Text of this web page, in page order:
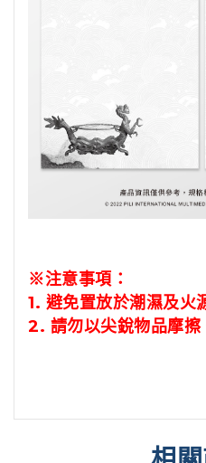
※注意事項：
1. 避免置放於潮濕及火
2. 請勿以尖銳物品摩擦